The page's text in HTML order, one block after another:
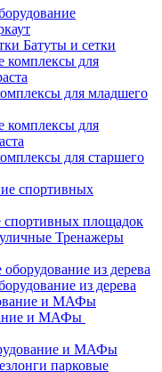
Батуты и сетки
для младшего
для старшего
спортивных площадок
Тренажеры
из дерева
и МАФы
и МАФы